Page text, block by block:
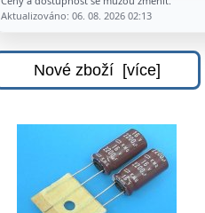
Aktualizováno: 06. 08. 2026 02:13
Nové zboží [více]